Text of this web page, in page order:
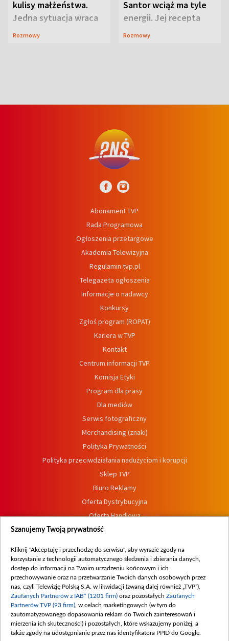
kulisy małżeństwa.
Jedna sytuacja wraca
jak bumerang
Rozmowy
Santor wciąż ma tyle
energii. Jej recepta
jest zaskakująco
Rozmowy
Abonament TVP
Rada Programowa
Ogłoszenia przetargowe
Akademia Telewizyjna
Regulamin tvp.pl
Telegazeta ogłoszenia
Informacje o nadawcy
Konkursy
Zgłoś program (ROPAT)
Kariera w TVP
Kontakt
Centrum informacji TVP
Komisja Etyki
Program dla prasy
Dla mediów
Serwis fotograficzny
Merchandising (znaki)
Polityka Prywatności
Polityka przeciwdziałania nadużyciom i korupcji
Sklep TVP
Biuro Reklamy
Oferta Dystrybucyjna
Oferta Handlowa
Dostępność
Procedura zgłoszeń wewnętrznych
Szanujemy Twoją prywatność
Kliknij "Akceptuję i przechodzę do serwisu", aby wyrazić zgody na
korzystanie z technologii automatycznego śledzenia i zbierania danych,
dostęp do informacji na Twoim urządzeniu końcowym i ich
przechowywanie oraz na przetwarzanie Twoich danych osobowych przez
nas, czyli Telewizję Polską S.A. w likwidacji (zwaną dalej również „TVP”),
Zaufanych Partnerów z IAB* (1201 firm) oraz pozostałych Zaufanych
Partnerów TVP (93 firm) , w celach marketingowych (w tym do
zautomatyzowanego dopasowania reklam do Twoich zainteresowań i
mierzenia ich skuteczności) i pozostałych, które wskazujemy poniżej, a
także zgody na udostępnianie przez nas identyfikatora PPID do Google.